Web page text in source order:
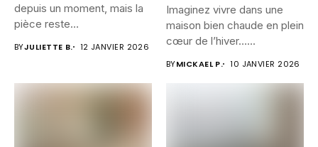
depuis un moment, mais la
pièce reste
BYJULIETTE B. 12 JANVIER 2026
Imaginez vivre dans une
maison bien chaude en plein
cœur de l’hiver…...
BYMICKAEL P. 10 JANVIER 2026